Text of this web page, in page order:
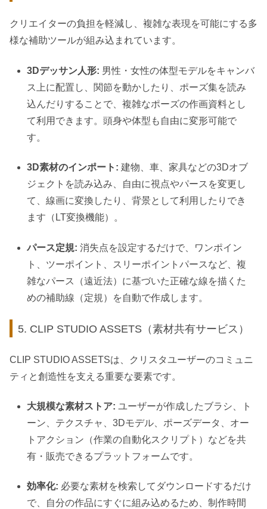
クリエイターの負担を軽減し、複雑な表現を可能にする多
様な補助ツールが組み込まれています。
3Dデッサン人形: 男性・女性の体型モデルをキャンバ
ス上に配置し、関節を動かしたり、ポーズ集を読み
込んだりすることで、複雑なポーズの作画資料とし
て利用できます。頭身や体型も自由に変形可能で
す。
3D素材のインポート: 建物、車、家具などの3Dオブ
ジェクトを読み込み、自由に視点やパースを変更し
て、線画に変換したり、背景として利用したりでき
ます（LT変換機能）。
パース定規: 消失点を設定するだけで、ワンポイン
ト、ツーポイント、スリーポイントパースなど、複
雑なパース（遠近法）に基づいた正確な線を描くた
めの補助線（定規）を自動で作成します。
5. CLIP STUDIO ASSETS（素材共有サービス）
CLIP STUDIO ASSETSは、クリスタユーザーのコミュニ
ティと創造性を支える重要な要素です。
大規模な素材ストア: ユーザーが作成したブラシ、ト
ーン、テクスチャ、3Dモデル、ポーズデータ、オー
トアクション（作業の自動化スクリプト）などを共
有・販売できるプラットフォームです。
効率化: 必要な素材を検索してダウンロードするだけ
で、自分の作品にすぐに組み込めるため、制作時間